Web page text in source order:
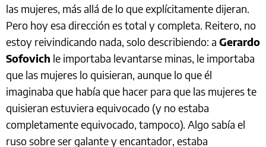
las mujeres, más allá de lo que explícitamente dijeran.
Pero hoy esa dirección es total y completa. Reitero, no
estoy reivindicando nada, solo describiendo: a Gerardo
Sofovich le importaba levantarse minas, le importaba
que las mujeres lo quisieran, aunque lo que él
imaginaba que había que hacer para que las mujeres te
quisieran estuviera equivocado (y no estaba
completamente equivocado, tampoco). Algo sabía el
ruso sobre ser galante y encantador, estaba